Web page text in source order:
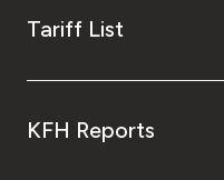
Tariff List
KFH Reports